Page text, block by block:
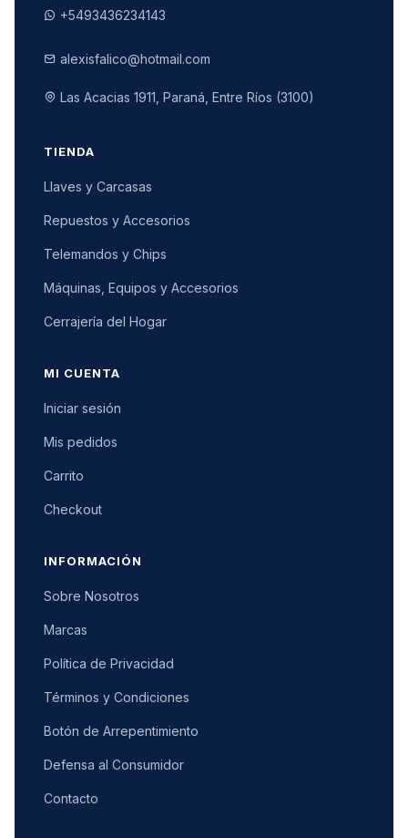
+5493436234143
alexisfalico@hotmail.com
Las Acacias 1911, Paraná, Entre Ríos (3100)
TIENDA
Llaves y Carcasas
Repuestos y Accesorios
Telemandos y Chips
Máquinas, Equipos y Accesorios
Cerrajería del Hogar
MI CUENTA
Iniciar sesión
Mis pedidos
Carrito
Checkout
INFORMACIÓN
Sobre Nosotros
Marcas
Política de Privacidad
Términos y Condiciones
Botón de Arrepentimiento
Defensa al Consumidor
Contacto